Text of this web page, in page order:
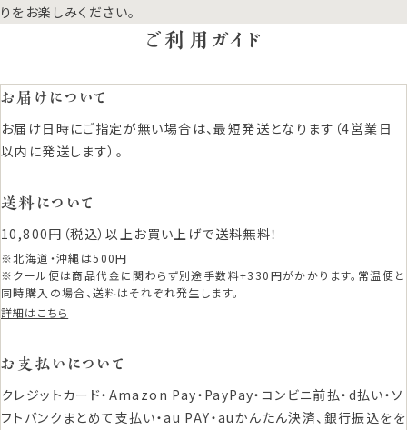
りをお楽しみください。
ご利用ガイド
お届けについて
お届け日時にご指定が無い場合は、最短発送となります（4営業日
以内に発送します）。
送料について
10,800円（税込）以上お買い上げで送料無料！
※北海道・沖縄は500円
※クール便は商品代金に関わらず別途手数料+330円がかかります。常温便と
同時購入の場合、送料はそれぞれ発生します。
詳細はこちら
お支払いについて
クレジットカード・Amazon Pay・PayPay・コンビニ前払・d払い・ソ
フトバンクまとめて支払い・au PAY・auかんたん決済、銀行振込をを